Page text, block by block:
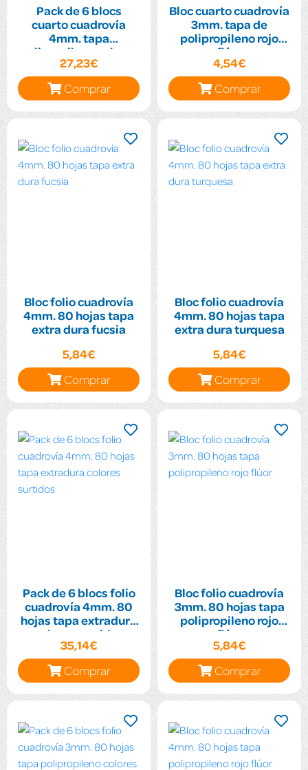
Pack de 6 blocs
cuarto cuadrovía
4mm. tapa
polipropileno colores
surtidos flúor
27,23€
Comprar
Bloc cuarto cuadrovía
3mm. tapa de
polipropileno rojo
flúor
4,54€
Comprar
Bloc folio cuadrovía
4mm. 80 hojas tapa
extra dura fucsia
5,84€
Comprar
Bloc folio cuadrovía
4mm. 80 hojas tapa
extra dura turquesa
5,84€
Comprar
Pack de 6 blocs folio
cuadrovía 4mm. 80
hojas tapa extradura
colores surtidos
35,14€
Comprar
Bloc folio cuadrovía
3mm. 80 hojas tapa
polipropileno rojo
flúor
5,84€
Comprar